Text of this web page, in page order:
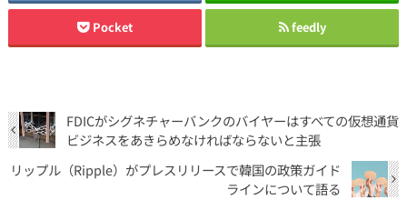
Pocket feedly
FDICがシグネチャーバンクのバイヤーはすべての仮想通貨
ビジネスをあきらめなければならないと主張
リップル（Ripple）がプレスリリースで韓国の政策ガイド
ラインについて語る